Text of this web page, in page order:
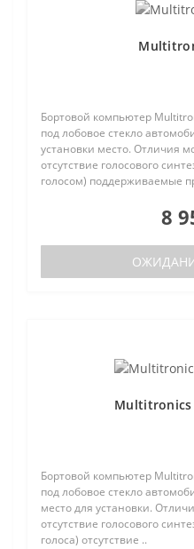
Бортовой компьютер
под лобовое стекло
установки место. Отличия
отсутствие голосового
голосом) поддерживаемые
8
Multitronics
Бортовой компьютер
под лобовое стекло
место для установки.
отсутствие голосового
голоса) отсутствие ..